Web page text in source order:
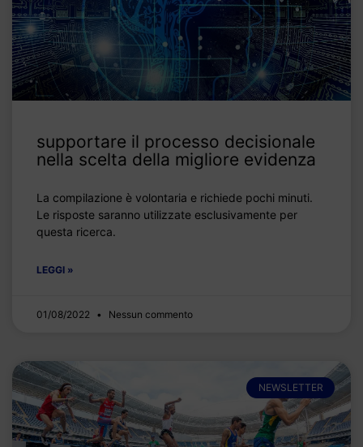
supportare il processo decisionale
nella scelta della migliore evidenza
La compilazione è volontaria e richiede pochi minuti.
Le risposte saranno utilizzate esclusivamente per
questa ricerca.
LEGGI »
01/08/2022 Nessun commento
NEWSLETTER